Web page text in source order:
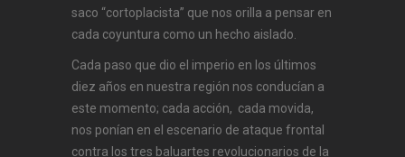
saco “cortoplacista” que nos orilla a pensar en
cada coyuntura como un hecho aislado.
Cada paso que dio el imperio en los últimos
diez años en nuestra región nos conducían a
este momento; cada acción, cada movida,
nos ponían en el escenario de ataque frontal
contra los tres baluartes revolucionarios de la